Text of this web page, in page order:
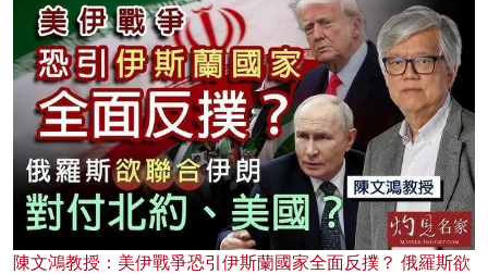
陳文鴻教授：美伊戰爭恐引伊斯蘭國家全面反撲？ 俄羅斯欲